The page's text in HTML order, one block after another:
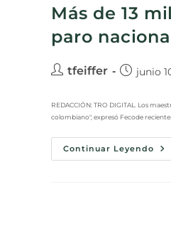
Más de 13
paro
tfeiffer junio
REDACCIÓN: TRO DIGITAL. Los
colombiano", expresó Fecode
Continuar Leyendo